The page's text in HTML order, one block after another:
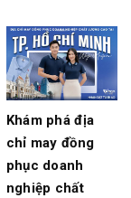
Khám phá địa
chỉ may đồng
phục doanh
nghiệp chất